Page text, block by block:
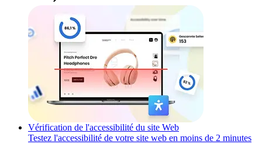
Vérification de l'accessibilité du site Web
Testez l'accessibilité de votre site web en moins de 2 minutes